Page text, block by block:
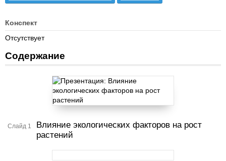
Конспект
Отсутствует
Содержание
Слайд 1
Влияние экологических факторов на рост
растений